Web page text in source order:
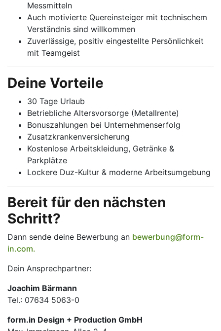
Messmitteln
Auch motivierte Quereinsteiger mit technischem
Verständnis sind willkommen
Zuverlässige, positiv eingestellte Persönlichkeit
mit Teamgeist
Deine Vorteile
30 Tage Urlaub
Betriebliche Altersvorsorge (Metallrente)
Bonuszahlungen bei Unternehmenserfolg
Zusatzkrankenversicherung
Kostenlose Arbeitskleidung, Getränke &
Parkplätze
Lockere Duz-Kultur & moderne Arbeitsumgebung
Bereit für den nächsten
Schritt?
Dann sende deine Bewerbung an bewerbung@form-
in.com.
Dein Ansprechpartner:
Joachim Bärmann
Tel.: 07634 5063-0
form.in Design + Production GmbH